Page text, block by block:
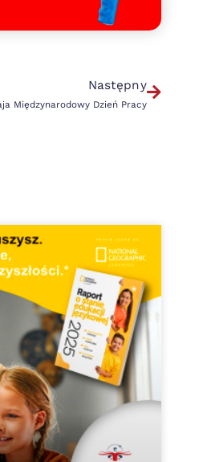
Następny
Międzynarodowy Dzień Pracy